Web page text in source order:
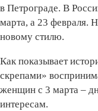
в Петрограде. В
марта, а 23 февраля.
новому стилю.
Как показывает
скрепами»
женщин с 3 марта –
интересам.